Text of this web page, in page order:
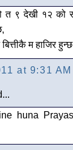
त ९ देखी १२
म हाजिर हुन्छ
at 9:31 AM
huna